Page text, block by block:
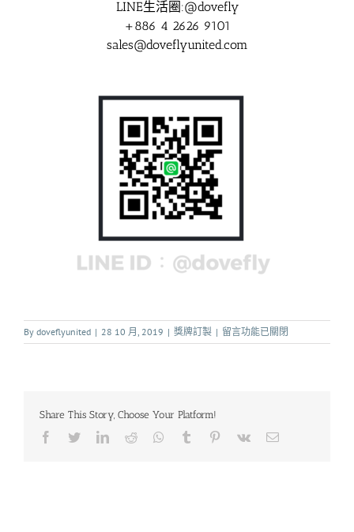
LINE生活圈:@dovefly
+886 4 2626 9101
sales@doveflyunited.com
By doveflyunited | 28 10 月, 2019 | 獎牌訂製 | 留言功能已關閉
Share This Story, Choose Your Platform!